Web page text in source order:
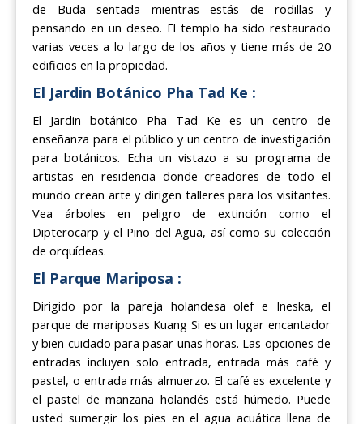
de Buda sentada mientras estás de rodillas y
pensando en un deseo. El templo ha sido restaurado
varias veces a lo largo de los años y tiene más de 20
edificios en la propiedad.
El Jardin Botánico Pha Tad Ke :
El Jardin botánico Pha Tad Ke es un centro de
enseñanza para el público y un centro de investigación
para botánicos. Echa un vistazo a su programa de
artistas en residencia donde creadores de todo el
mundo crean arte y dirigen talleres para los visitantes.
Vea árboles en peligro de extinción como el
Dipterocarp y el Pino del Agua, así como su colección
de orquídeas.
El Parque Mariposa :
Dirigido por la pareja holandesa olef e Ineska, el
parque de mariposas Kuang Si es un lugar encantador
y bien cuidado para pasar unas horas. Las opciones de
entradas incluyen solo entrada, entrada más café y
pastel, o entrada más almuerzo. El café es excelente y
el pastel de manzana holandés está húmedo. Puede
usted sumergir los pies en el agua acuática llena de